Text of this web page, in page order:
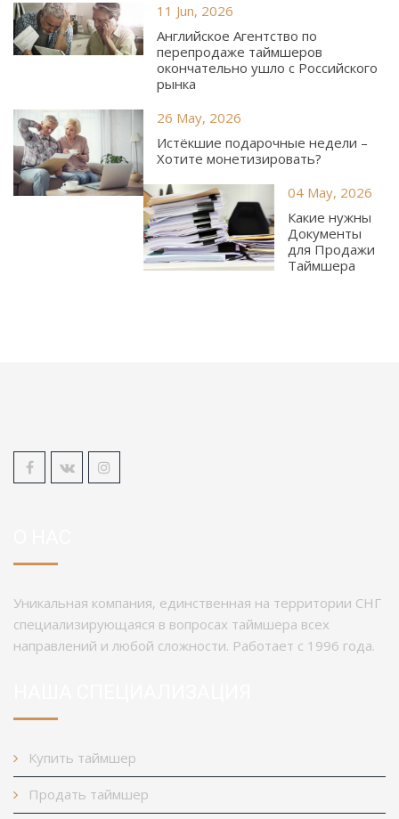
11 Jun, 2026
Английское Агентство по
перепродаже таймшеров
окончательно ушло с Российского
рынка
26 May, 2026
Истёкшие подарочные недели –
Хотите монетизировать?
04 May, 2026
Какие нужны
Документы
для Продажи
Таймшера
Уникальная компания, единственная на территории СНГ
специализирующаяся в вопросах таймшера всех
направлений и любой сложности. Работает с 1996 года.
Купить таймшер
Продать таймшер